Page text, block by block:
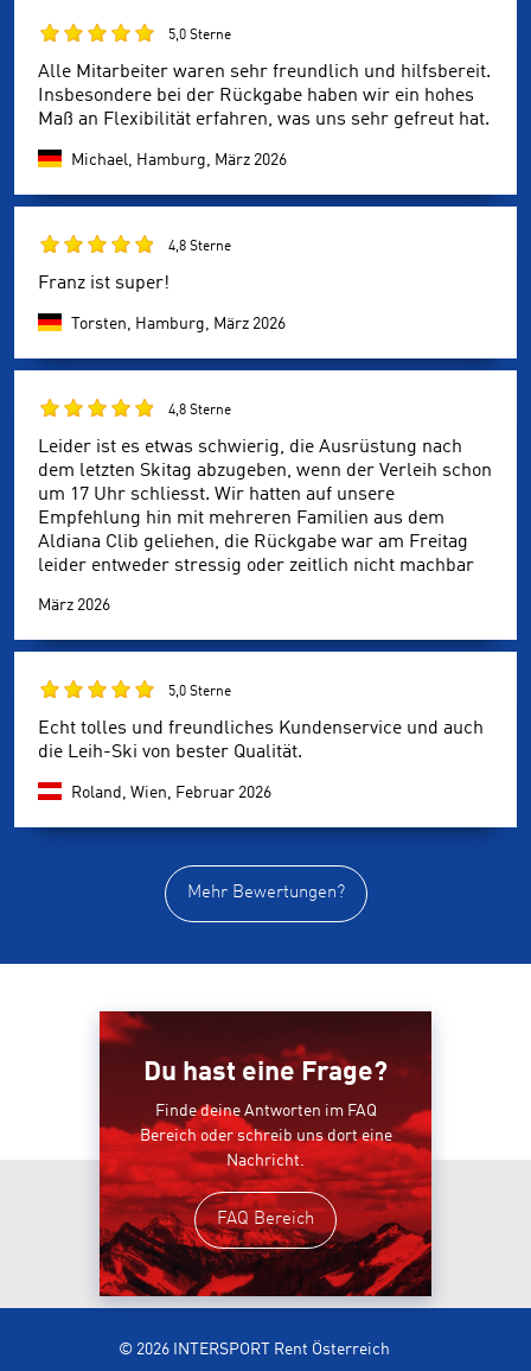
5,0 Sterne
Alle Mitarbeiter waren sehr freundlich und hilfsbereit.
Insbesondere bei der Rückgabe haben wir ein hohes
Maß an Flexibilität erfahren, was uns sehr gefreut hat.
Michael, Hamburg, März 2026
4,8 Sterne
Franz ist super!
Torsten, Hamburg, März 2026
4,8 Sterne
Leider ist es etwas schwierig, die Ausrüstung nach
dem letzten Skitag abzugeben, wenn der Verleih schon
um 17 Uhr schliesst. Wir hatten auf unsere
Empfehlung hin mit mehreren Familien aus dem
Aldiana Clib geliehen, die Rückgabe war am Freitag
leider entweder stressig oder zeitlich nicht machbar
März 2026
5,0 Sterne
Echt tolles und freundliches Kundenservice und auch
die Leih-Ski von bester Qualität.
Roland, Wien, Februar 2026
Mehr Bewertungen?
Du hast eine Frage?
Finde deine Antworten im FAQ
Bereich oder schreib uns dort eine
Nachricht.
FAQ Bereich
© 2026 INTERSPORT Rent Österreich